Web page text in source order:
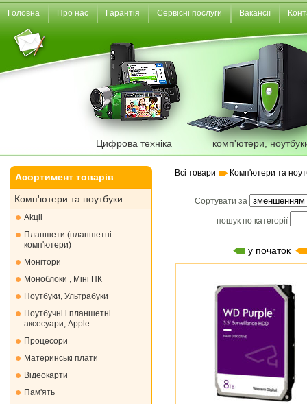
Головна Про нас Гарантія Сервісні послуги Вакансії
Цифрова техніка комп'ютери,
Асортимент товарів
Комп'ютери та ноутбуки
Akціі
Планшети (планшетні
комп'ютери)
Монiтори
Моноблоки , Міні ПК
Ноутбуки, Ультрабуки
Ноутбучні і планшетні
аксесуари, Apple
Процесори
Материнські плати
Відеокарти
Пам'ять
Всі товари Комп'ютери та
Сортувати за
пошук по категорії
у початок